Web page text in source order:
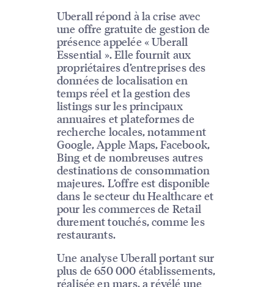
Uberall répond à la crise avec
une offre gratuite de gestion de
présence appelée « Uberall
Essential ». Elle fournit aux
propriétaires d’entreprises des
données de localisation en
temps réel et la gestion des
listings sur les principaux
annuaires et plateformes de
recherche locales, notamment
Google, Apple Maps, Facebook,
Bing et de nombreuses autres
destinations de consommation
majeures. L’offre est disponible
dans le secteur du Healthcare et
pour les commerces de Retail
durement touchés, comme les
restaurants.
Une analyse Uberall portant sur
plus de 650 000 établissements,
réalisée en mars, a révélé une